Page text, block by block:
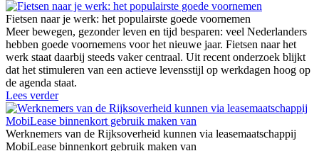
Fietsen naar je werk: het populairste goede voornemen
Meer bewegen, gezonder leven en tijd besparen: veel Nederlanders
hebben goede voornemens voor het nieuwe jaar. Fietsen naar het
werk staat daarbij steeds vaker centraal. Uit recent onderzoek blijkt
dat het stimuleren van een actieve levensstijl op werkdagen hoog op
de agenda staat.
Lees verder
Werknemers van de Rijksoverheid kunnen via leasemaatschappij
MobiLease binnenkort gebruik maken van